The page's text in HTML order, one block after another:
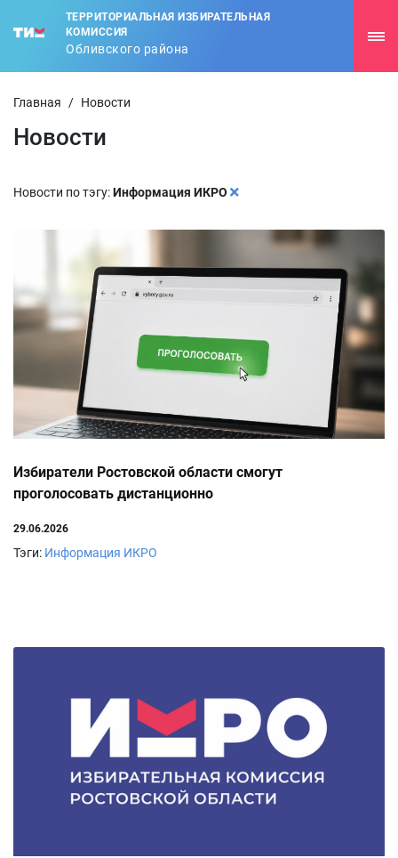
ТЕРРИТОРИАЛЬНАЯ ИЗБИРАТЕЛЬНАЯ
КОМИССИЯ
Обливского района
Главная / Новости
Новости
Новости по тэгу:Информация ИКРО
Избиратели Ростовской области смогут
проголосовать дистанционно
29.06.2026
Тэги: Информация ИКРО